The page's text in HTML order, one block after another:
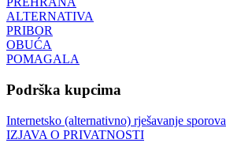
ALTERNATIVA
PRIBOR
OBUĆA
POMAGALA
Podrška kupcima
Internetsko (alternativno) rješavanje sporova
IZJAVA O PRIVATNOSTI